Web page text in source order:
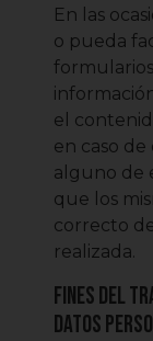
En las
o pueda
el
en caso
alguno de
que los
correcto
realizada.
Fines del
datos